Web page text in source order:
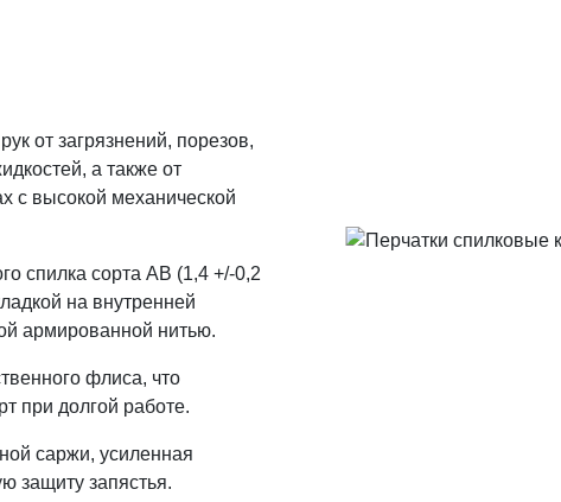
от загрязнений, порезов,
а также от
с высокой механической
спилка сорта АВ (1,4 +/-0,2
на внутренней
армированной нитью.
флиса, что
при долгой работе.
саржи, усиленная
защиту запястья.